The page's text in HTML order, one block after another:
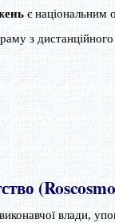
є національним
з
влади,